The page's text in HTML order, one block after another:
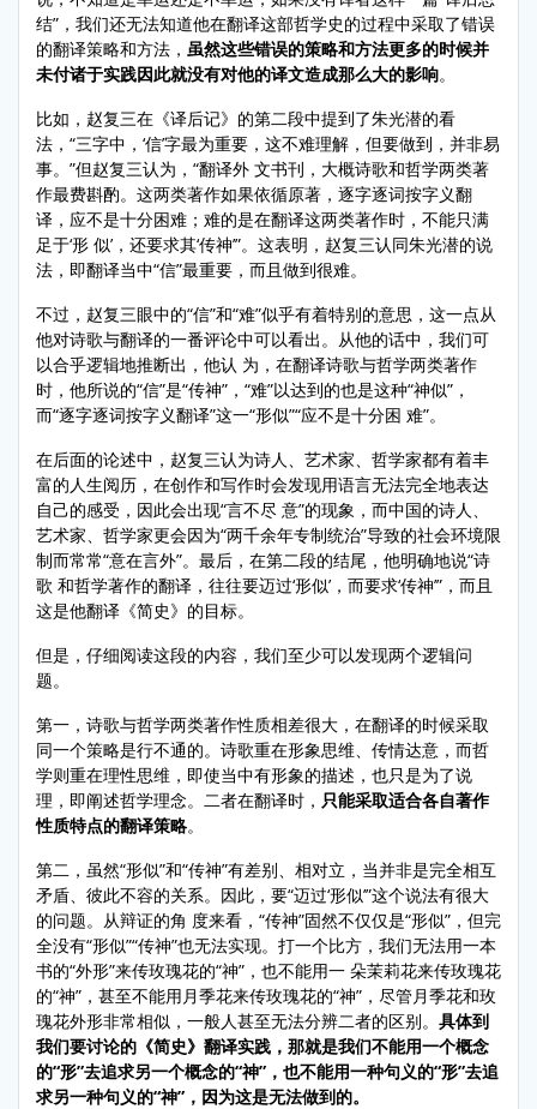
结”，我们还无法知道他在翻译这部哲学史的过程中采取了错误
的翻译策略和方法， 虽然这些错误的策略和方法更多的时候并
未付诸于实践因此就没有对他的译文造成那么大的影响。
比如，赵复三在《译后记》的第二段中提到了朱光潜的看
法，“三字中，‘信’字最为重要，这不难理解，但要做到，并非易
事。”但赵复三认为，“翻译外 文书刊，大概诗歌和哲学两类著
作最费斟酌。这两类著作如果依循原著，逐字逐词按字义翻
译，应不是十分困难；难的是在翻译这两类著作时，不能只满
足于‘形 似’，还要求其‘传神’”。这表明，赵复三认同朱光潜的说
法，即翻译当中“信”最重要，而且做到很难。
不过，赵复三眼中的“信”和“难”似乎有着特别的意思，这一点从
他对诗歌与翻译的一番评论中可以看出。从他的话中，我们可
以合乎逻辑地推断出，他认 为，在翻译诗歌与哲学两类著作
时，他所说的“信”是“传神”，“难”以达到的也是这种“神似”，
而“逐字逐词按字义翻译”这一“形似”“应不是十分困 难”。
在后面的论述中，赵复三认为诗人、艺术家、哲学家都有着丰
富的人生阅历，在创作和写作时会发现用语言无法完全地表达
自己的感受，因此会出现“言不尽 意”的现象，而中国的诗人、
艺术家、哲学家更会因为“两千余年专制统治”导致的社会环境限
制而常常“意在言外”。最后，在第二段的结尾，他明确地说“诗
歌 和哲学著作的翻译，往往要迈过‘形似’，而要求‘传神’”，而且
这是他翻译《简史》的目标。
但是，仔细阅读这段的内容，我们至少可以发现两个逻辑问
题。
第一，诗歌与哲学两类著作性质相差很大，在翻译的时候采取
同一个策略是行不通的。诗歌重在形象思维、传情达意，而哲
学则重在理性思维，即使当中有形象的描述，也只是为了说
理，即阐述哲学理念。二者在翻译时， 只能采取适合各自著作
性质特点的翻译策略。
第二，虽然“形似”和“传神”有差别、相对立，当并非是完全相互
矛盾、彼此不容的关系。因此，要“迈过‘形似’”这个说法有很大
的问题。从辩证的角 度来看，“传神”固然不仅仅是“形似”，但完
全没有“形似”“传神”也无法实现。打一个比方，我们无法用一本
书的“外形”来传玫瑰花的“神”，也不能用一 朵茉莉花来传玫瑰花
的“神”，甚至不能用月季花来传玫瑰花的“神”，尽管月季花和玫
瑰花外形非常相似，一般人甚至无法分辨二者的区别。 具体到
我们要讨论的《简史》翻译实践，那就是我们不能用一个概念
的“形”去追求另一个概念的“神”，也不能用一种句义的“形”去追
求另一种句义的“神”，因为这是无法做到的。